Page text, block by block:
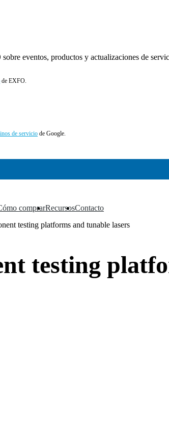
eventos, productos y actualizaciones de
de EXFO.
de servicio de Google.
comprarRecursos
▼ Contacto
▼
testing platforms and tunable lasers
testing